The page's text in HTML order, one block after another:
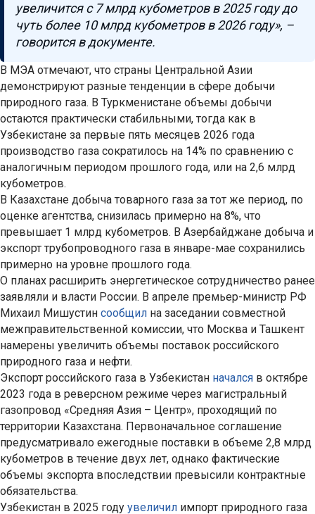
увеличится с 7 млрд кубометров в 2025 году до
чуть более 10 млрд кубометров в 2026 году», –
говорится в документе.
В МЭА отмечают, что страны Центральной Азии
демонстрируют разные тенденции в сфере добычи
природного газа. В Туркменистане объемы добычи
остаются практически стабильными, тогда как в
Узбекистане за первые пять месяцев 2026 года
производство газа сократилось на 14% по сравнению с
аналогичным периодом прошлого года, или на 2,6 млрд
кубометров.
В Казахстане добыча товарного газа за тот же период, по
оценке агентства, снизилась примерно на 8%, что
превышает 1 млрд кубометров. В Азербайджане добыча и
экспорт трубопроводного газа в январе-мае сохранились
примерно на уровне прошлого года.
О планах расширить энергетическое сотрудничество ранее
заявляли и власти России. В апреле премьер-министр РФ
Михаил Мишустин сообщил на заседании совместной
межправительственной комиссии, что Москва и Ташкент
намерены увеличить объемы поставок российского
природного газа и нефти.
Экспорт российского газа в Узбекистан начался в октябре
2023 года в реверсном режиме через магистральный
газопровод «Средняя Азия – Центр», проходящий по
территории Казахстана. Первоначальное соглашение
предусматривало ежегодные поставки в объеме 2,8 млрд
кубометров в течение двух лет, однако фактические
объемы экспорта впоследствии превысили контрактные
обязательства.
Узбекистан в 2025 году увеличил импорт природного газа